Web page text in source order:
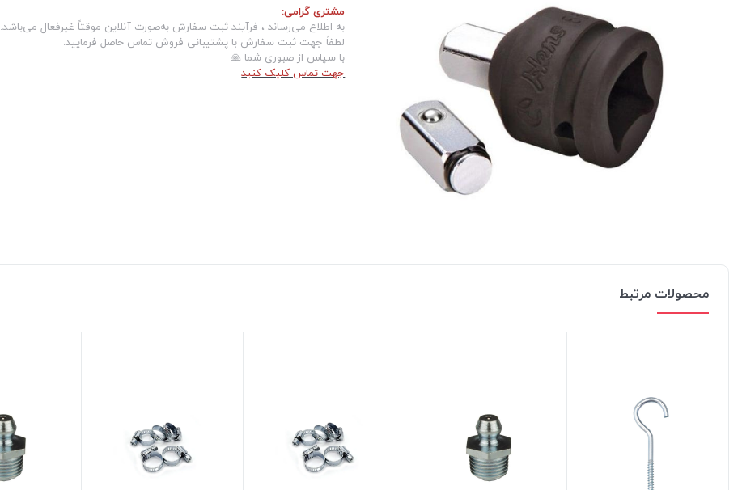
مشتری گرامی:
به اطلاع می‌رساند ، فرآیند ثبت سفارش به‌صورت آنلاین موقتاً غیرفعال می‌باشد.
لطفاً جهت ثبت سفارش با پشتیبانی فروش تماس حاصل فرمایید.
با سپاس از صبوری شما 🙏
جهت تماس کلیک کنید
محصولات مرتبط